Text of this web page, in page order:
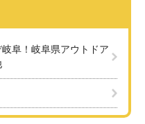
阜！岐阜県アウトドア